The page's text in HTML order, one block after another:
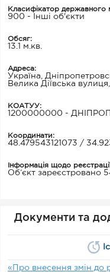
Класифікатор державного
900 - Інші об'єкти
Обсяг:
13.1 м.кв.
Адреса:
Україна,
Велика Діївська
КОАТУУ:
1200000000 -
Координати:
48.479543121073 /
Інформація щодо
Об’єкт зареєстровано
Документи та
«Про внесення змін до